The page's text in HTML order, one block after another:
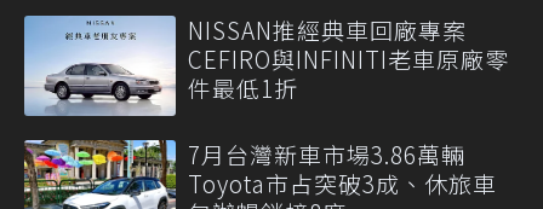
NISSAN推經典車回廠專案
CEFIRO與INFINITI老車原廠零
件最低1折
7月台灣新車市場3.86萬輛
Toyota市占突破3成、休旅車